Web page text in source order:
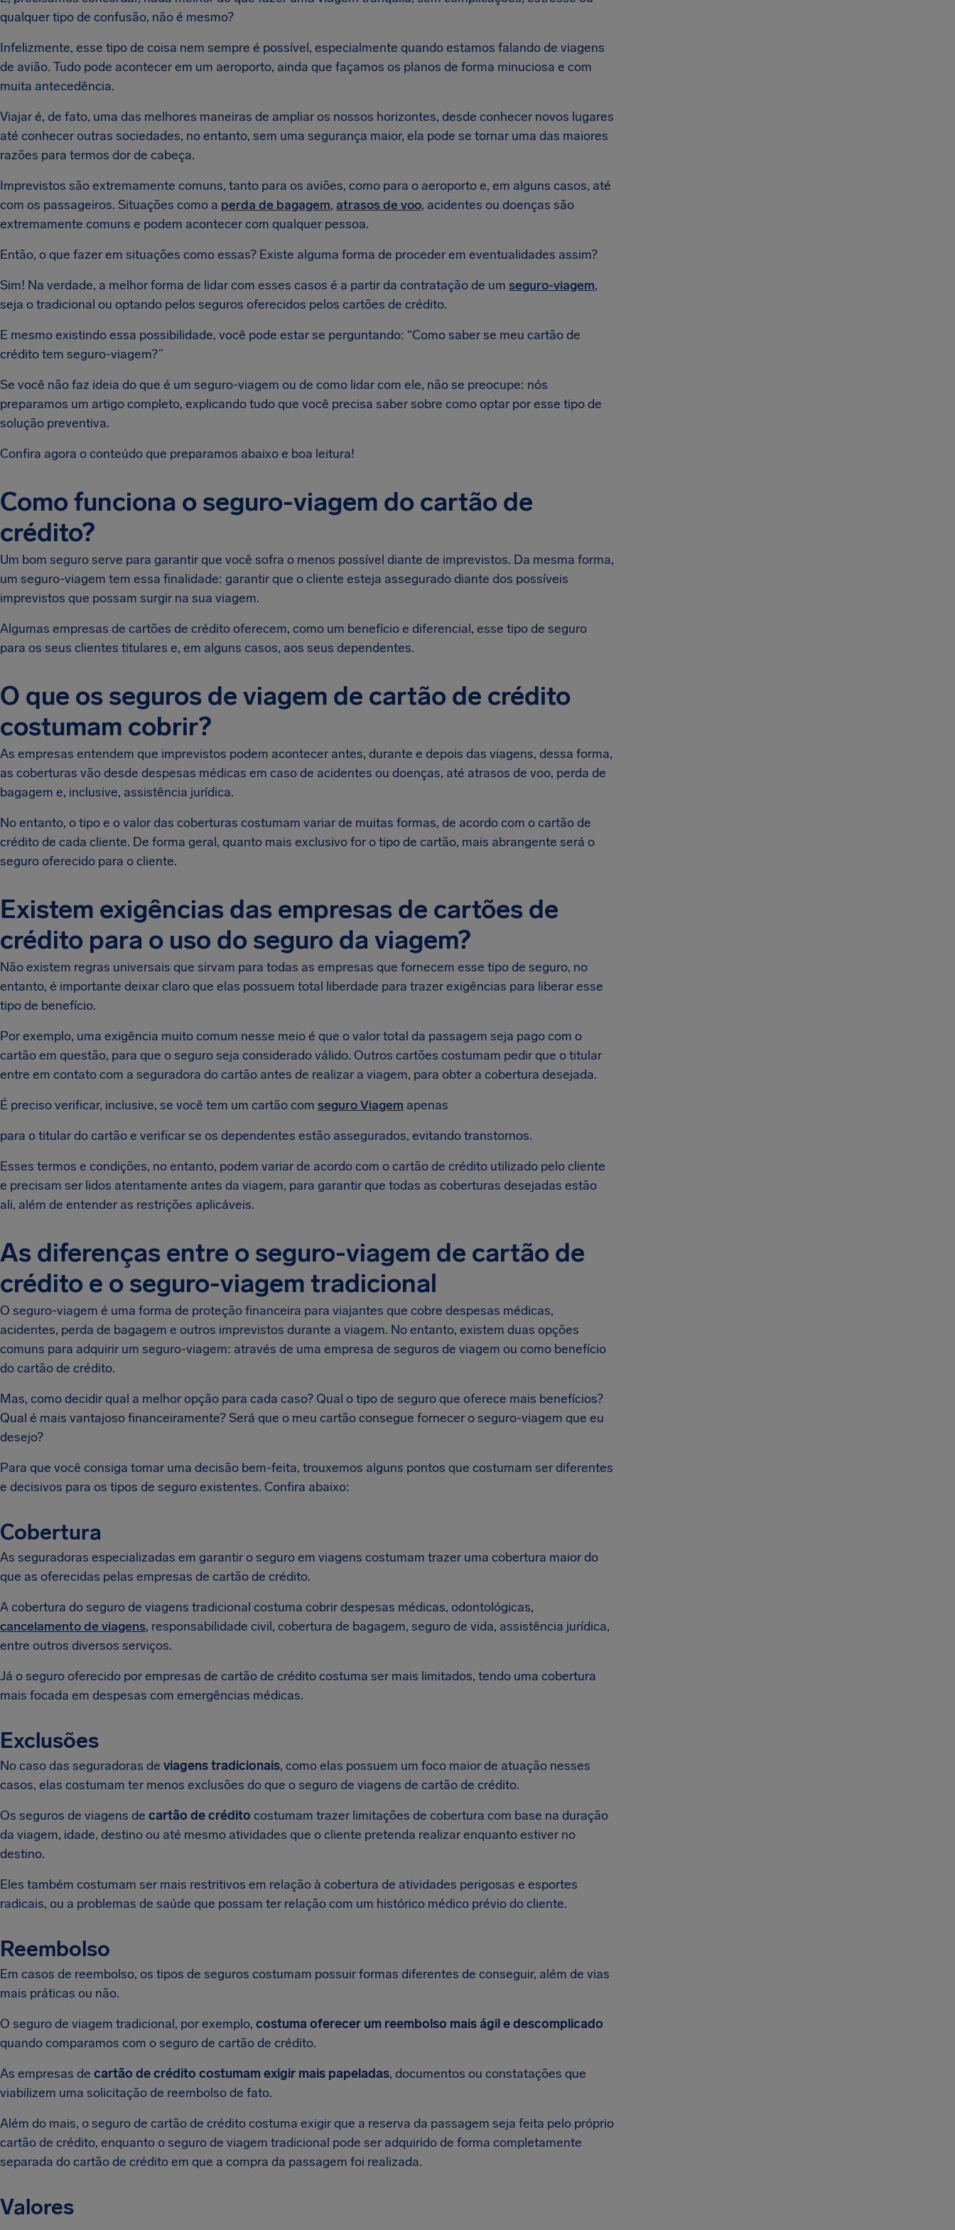
qualquer tipo de confusão, não é mesmo?
Infelizmente, esse tipo de coisa nem sempre é possível, especialmente quando estamos falando de viagens
de avião. Tudo pode acontecer em um aeroporto, ainda que façamos os planos de forma minuciosa e com
muita antecedência.
Viajar é, de fato, uma das melhores maneiras de ampliar os nossos horizontes, desde conhecer novos lugares
até conhecer outras sociedades, no entanto, sem uma segurança maior, ela pode se tornar uma das maiores
razões para termos dor de cabeça.
Imprevistos são extremamente comuns, tanto para os aviões, como para o aeroporto e, em alguns casos, até
com os passageiros. Situações como a perda de bagagem, atrasos de voo, acidentes ou doenças são
extremamente comuns e podem acontecer com qualquer pessoa.
Então, o que fazer em situações como essas? Existe alguma forma de proceder em eventualidades assim?
Sim! Na verdade, a melhor forma de lidar com esses casos é a partir da contratação de um seguro-viagem,
seja o tradicional ou optando pelos seguros oferecidos pelos cartões de crédito.
E mesmo existindo essa possibilidade, você pode estar se perguntando: “Como saber se meu cartão de
crédito tem seguro-viagem?”
Se você não faz ideia do que é um seguro-viagem ou de como lidar com ele, não se preocupe: nós
preparamos um artigo completo, explicando tudo que você precisa saber sobre como optar por esse tipo de
solução preventiva.
Confira agora o conteúdo que preparamos abaixo e boa leitura!
Como funciona o seguro-viagem do cartão de
crédito?
Um bom seguro serve para garantir que você sofra o menos possível diante de imprevistos. Da mesma forma,
um seguro-viagem tem essa finalidade: garantir que o cliente esteja assegurado diante dos possíveis
imprevistos que possam surgir na sua viagem.
Algumas empresas de cartões de crédito oferecem, como um benefício e diferencial, esse tipo de seguro
para os seus clientes titulares e, em alguns casos, aos seus dependentes.
O que os seguros de viagem de cartão de crédito
costumam cobrir?
As empresas entendem que imprevistos podem acontecer antes, durante e depois das viagens, dessa forma,
as coberturas vão desde despesas médicas em caso de acidentes ou doenças, até atrasos de voo, perda de
bagagem e, inclusive, assistência jurídica.
No entanto, o tipo e o valor das coberturas costumam variar de muitas formas, de acordo com o cartão de
crédito de cada cliente. De forma geral, quanto mais exclusivo for o tipo de cartão, mais abrangente será o
seguro oferecido para o cliente.
Existem exigências das empresas de cartões de
crédito para o uso do seguro da viagem?
Não existem regras universais que sirvam para todas as empresas que fornecem esse tipo de seguro, no
entanto, é importante deixar claro que elas possuem total liberdade para trazer exigências para liberar esse
tipo de benefício.
Por exemplo, uma exigência muito comum nesse meio é que o valor total da passagem seja pago com o
cartão em questão, para que o seguro seja considerado válido. Outros cartões costumam pedir que o titular
entre em contato com a seguradora do cartão antes de realizar a viagem, para obter a cobertura desejada.
É preciso verificar, inclusive, se você tem um cartão com seguro Viagem apenas
para o titular do cartão e verificar se os dependentes estão assegurados, evitando transtornos.
Esses termos e condições, no entanto, podem variar de acordo com o cartão de crédito utilizado pelo cliente
e precisam ser lidos atentamente antes da viagem, para garantir que todas as coberturas desejadas estão
ali, além de entender as restrições aplicáveis.
As diferenças entre o seguro-viagem de cartão de
crédito e o seguro-viagem tradicional
O seguro-viagem é uma forma de proteção financeira para viajantes que cobre despesas médicas,
acidentes, perda de bagagem e outros imprevistos durante a viagem. No entanto, existem duas opções
comuns para adquirir um seguro-viagem: através de uma empresa de seguros de viagem ou como benefício
do cartão de crédito.
Mas, como decidir qual a melhor opção para cada caso? Qual o tipo de seguro que oferece mais benefícios?
Qual é mais vantajoso financeiramente? Será que o meu cartão consegue fornecer o seguro-viagem que eu
desejo?
Para que você consiga tomar uma decisão bem-feita, trouxemos alguns pontos que costumam ser diferentes
e decisivos para os tipos de seguro existentes. Confira abaixo:
Cobertura
As seguradoras especializadas em garantir o seguro em viagens costumam trazer uma cobertura maior do
que as oferecidas pelas empresas de cartão de crédito.
A cobertura do seguro de viagens tradicional costuma cobrir despesas médicas, odontológicas,
cancelamento de viagens, responsabilidade civil, cobertura de bagagem, seguro de vida, assistência jurídica,
entre outros diversos serviços.
Já o seguro oferecido por empresas de cartão de crédito costuma ser mais limitados, tendo uma cobertura
mais focada em despesas com emergências médicas.
Exclusões
No caso das seguradoras de viagens tradicionais, como elas possuem um foco maior de atuação nesses
casos, elas costumam ter menos exclusões do que o seguro de viagens de cartão de crédito.
Os seguros de viagens de cartão de crédito costumam trazer limitações de cobertura com base na duração
da viagem, idade, destino ou até mesmo atividades que o cliente pretenda realizar enquanto estiver no
destino.
Eles também costumam ser mais restritivos em relação à cobertura de atividades perigosas e esportes
radicais, ou a problemas de saúde que possam ter relação com um histórico médico prévio do cliente.
Reembolso
Em casos de reembolso, os tipos de seguros costumam possuir formas diferentes de conseguir, além de vias
mais práticas ou não.
O seguro de viagem tradicional, por exemplo, costuma oferecer um reembolso mais ágil e descomplicado
quando comparamos com o seguro de cartão de crédito.
As empresas de cartão de crédito costumam exigir mais papeladas, documentos ou constatações que
viabilizem uma solicitação de reembolso de fato.
Além do mais, o seguro de cartão de crédito costuma exigir que a reserva da passagem seja feita pelo próprio
cartão de crédito, enquanto o seguro de viagem tradicional pode ser adquirido de forma completamente
separada do cartão de crédito em que a compra da passagem foi realizada.
Valores